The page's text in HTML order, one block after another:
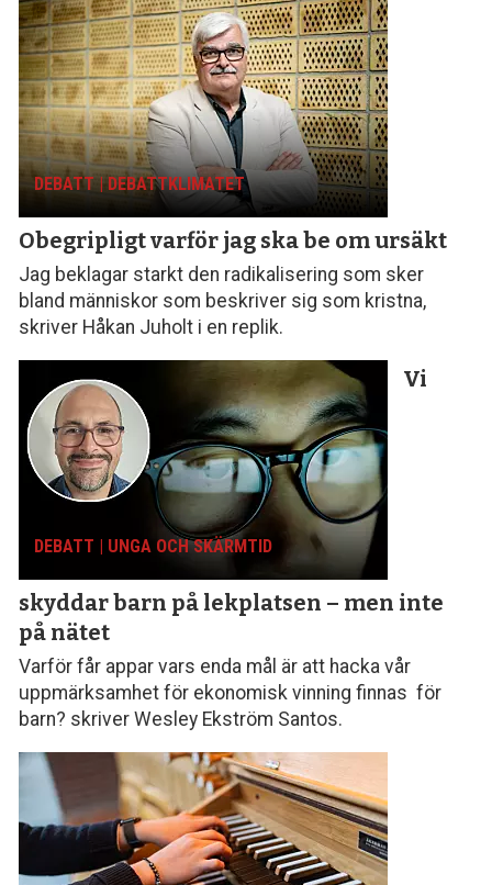
DEBATT | DEBATTKLIMATET
Obegripligt varför jag ska be om ursäkt
Jag beklagar starkt den radikalisering som sker
bland människor som beskriver sig som kristna,
skriver Håkan Juholt i en replik.
DEBATT | UNGA OCH SKÄRMTID
Vi
skyddar barn på lekplatsen – men inte
på nätet
Varför får appar vars enda mål är att hacka vår
uppmärksamhet för ekonomisk vinning finnas för
barn? skriver Wesley Ekström Santos.